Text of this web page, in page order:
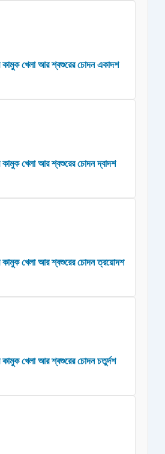
কামুক খেলা আর শ্বশুরের চোদন একাদশ
কামুক খেলা আর শ্বশুরের চোদন দ্বাদশ
কামুক খেলা আর শ্বশুরের চোদন ত্রয়োদশ
কামুক খেলা আর শ্বশুরের চোদন চতুর্দশ